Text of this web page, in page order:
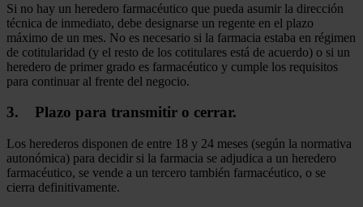
Si no hay un heredero farmacéutico que pueda asumir la dirección
técnica de inmediato, debe designarse un regente en el plazo
máximo de un mes. No es necesario si la farmacia estaba en régimen
de cotitularidad (y el resto de los cotitulares está de acuerdo) o si un
heredero de primer grado es farmacéutico y cumple los requisitos
para continuar al frente del negocio.
3. Plazo para transmitir o cerrar.
Los herederos disponen de entre 18 y 24 meses (según la normativa
autonómica) para decidir si la farmacia se adjudica a un heredero
farmacéutico, se vende a un tercero también farmacéutico, o se
cierra definitivamente.